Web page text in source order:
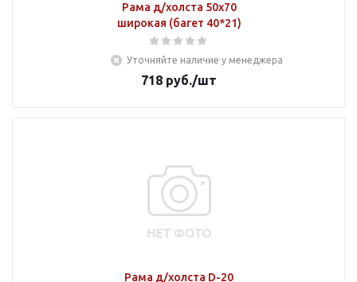
Рама д/холста 50х70
широкая (багет 40*21)
Уточняйте наличие у менеджера
718 руб./шт
Рама д/холста D-20